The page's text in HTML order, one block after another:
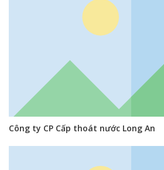
Công ty CP Cấp thoát nước Long An